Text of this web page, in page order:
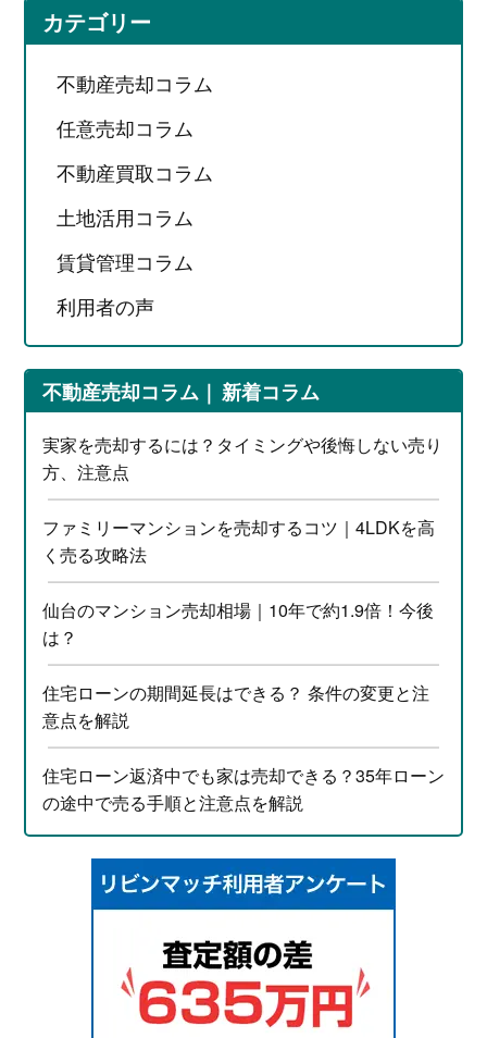
カテゴリー
不動産売却コラム
任意売却コラム
不動産買取コラム
土地活用コラム
賃貸管理コラム
利用者の声
不動産売却コラム 新着コラム
実家を売却するには？タイミングや後悔しない売り
方、注意点
ファミリーマンションを売却するコツ｜4LDKを高
く売る攻略法
仙台のマンション売却相場｜10年で約1.9倍！今後
は？
住宅ローンの期間延長はできる？ 条件の変更と注
意点を解説
住宅ローン返済中でも家は売却できる？35年ローン
の途中で売る手順と注意点を解説